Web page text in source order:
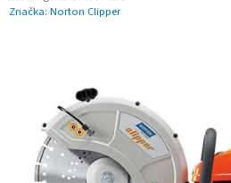
Značka: Norton Clipper